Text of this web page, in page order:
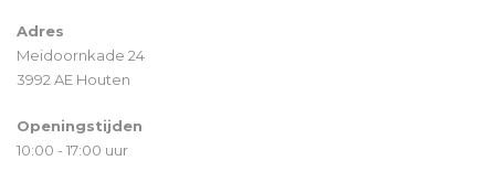
Adres
Meidoornkade 24
3992 AE Houten
Openingstijden
10:00 - 17:00 uur